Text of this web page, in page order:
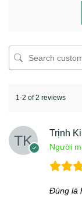
1-2 of 2 reviews
Trịnh
Người
Đúng là